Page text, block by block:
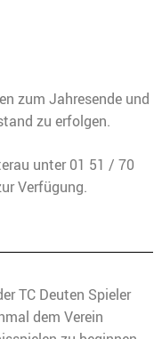
zum Jahresende und
zu erfolgen.
unter 01 51 / 70
Verfügung.
TC Deuten Spieler
dem Verein